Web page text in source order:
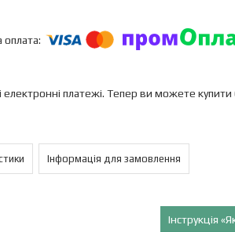
електронні платежі. Тепер ви можете
Інформація для замовлення
Інструкція